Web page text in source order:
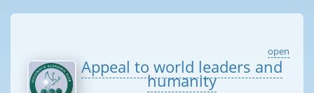
open
Appeal to world leaders and
humanity